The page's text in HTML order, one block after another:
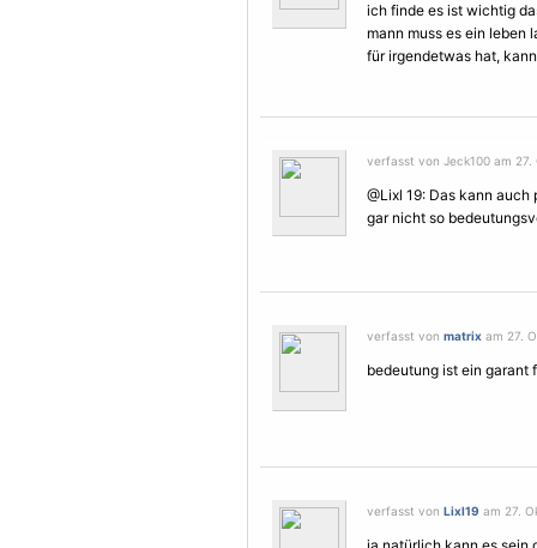
ich finde es ist wichtig
mann muss es ein leben
für irgendetwas hat,
verfasst von Jeck100 am 27.
@Lixl 19: Das kann
gar nicht so
verfasst von matrix am 27.
bedeutung ist ein garant
verfasst von Lixl19 am 27.